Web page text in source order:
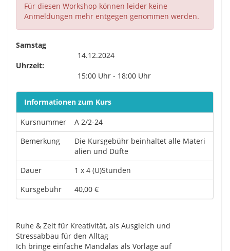
Für diesen Workshop können leider keine
Anmeldungen mehr entgegen genommen werden.
Samstag
14.12.2024
Uhrzeit:
15:00 Uhr - 18:00 Uhr
Informationen zum Kurs
Kursnummer
A 2/2-24
Bemerkung
Die Kursgebühr beinhaltet alle Materi
alien und Düfte
Dauer
1 x 4 (U)Stunden
Kursgebühr
40,00 €
Ruhe & Zeit für Kreativität, als Ausgleich und
Stressabbau für den Alltag
Ich bringe einfache Mandalas als Vorlage auf